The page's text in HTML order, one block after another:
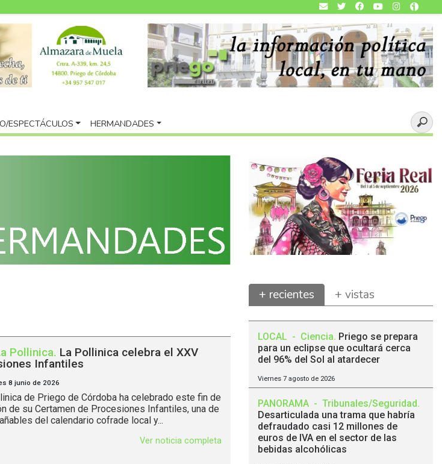
ESPECTÁCULOS HERMANDADES
Pollinica. La Pollinica celebra el XXV
Infantiles
8 junio de 2026
de Priego de Córdoba ha celebrado este fin de
de su Certamen de Procesiones Infantiles, una de
del calendario cofrade local y...
Ver noticia completa
+ recientes + vistas
LOCAL - Ciencia. Priego se prepara
para un eclipse que ocultará cerca
del 96% del Sol al atardecer
Viernes 7 agosto de 2026
PANORAMA - Tribunales/Seguridad.
Desarticulada una trama que habría
defraudado casi 12 millones de
euros de IVA en el sector de las
bebidas alcohólicas